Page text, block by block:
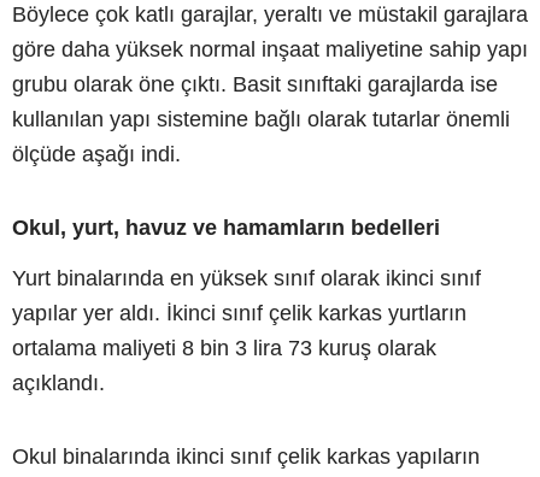
Böylece çok katlı garajlar, yeraltı ve müstakil garajlara
göre daha yüksek normal inşaat maliyetine sahip yapı
grubu olarak öne çıktı. Basit sınıftaki garajlarda ise
kullanılan yapı sistemine bağlı olarak tutarlar önemli
ölçüde aşağı indi.
Okul, yurt, havuz ve hamamların bedelleri
Yurt binalarında en yüksek sınıf olarak ikinci sınıf
yapılar yer aldı. İkinci sınıf çelik karkas yurtların
ortalama maliyeti 8 bin 3 lira 73 kuruş olarak
açıklandı.
Okul binalarında ikinci sınıf çelik karkas yapıların